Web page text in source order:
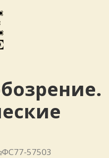
57503